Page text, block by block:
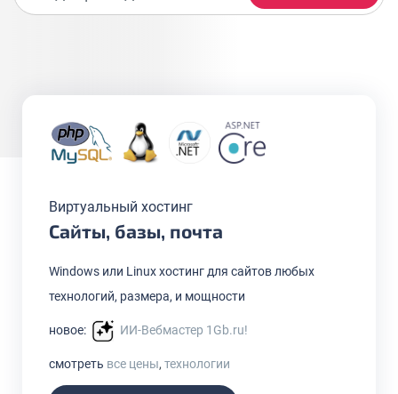
Виртуальный хостинг
Сайты, базы, почта
Windows или Linux хостинг для сайтов любых
технологий, размера, и мощности
новое: ИИ-Вебмастер 1Gb.ru!
смотреть все цены, технологии